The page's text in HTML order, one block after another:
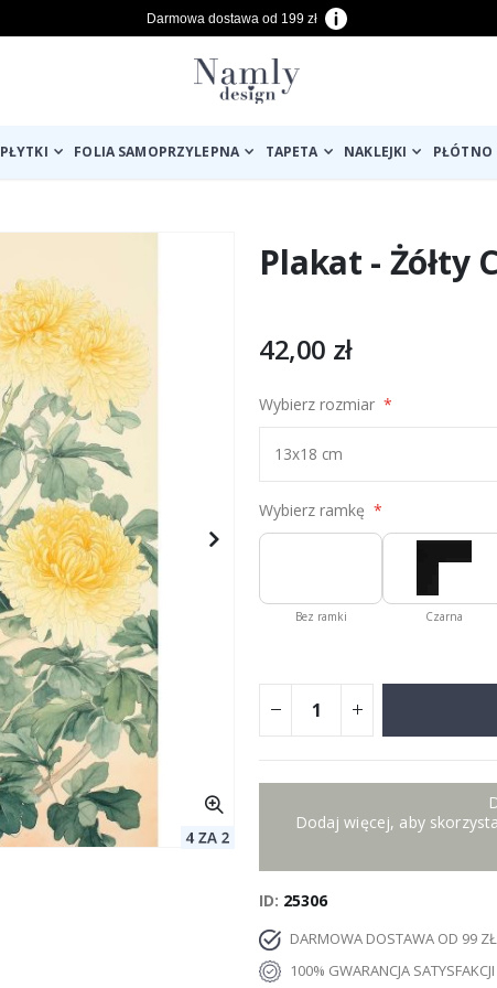
Darmowa dostawa od 199 zł
FOLIA SAMOPRZYLEPNA TAPETA NAKLEJKI PŁÓTNO
Plakat - Żółty
42,00 zł
Wybierz rozmiar
Wybierz ramkę
Bez ramki Czarna
Dodaj więcej, aby
ID 25306
DARMOWA DOSTAWA OD 99 ZŁ
100% GWARANCJA SATYSFAKCJI